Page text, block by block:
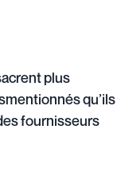
plus
qu’ils
fournisseurs